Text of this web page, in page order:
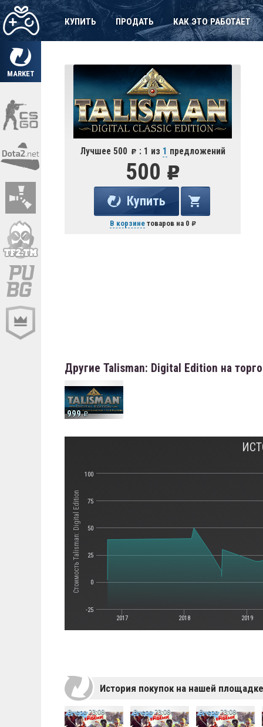
MARKET
КУПИТЬ ПРОДАТЬ КАК ЭТО РАБОТАЕТ
Лучшее 500 : 1 из 1 предложений
500
Купить
В корзинетоваров на 0
Другие Talisman: Digital Edition на
999
Стоимость Talisman: Digital Edition
2017 2018 2019
-25
0
25
50
75
100
История покупок на нашей площадке
Вчера 23:08 Вчера 23:08 Вчера 23:08